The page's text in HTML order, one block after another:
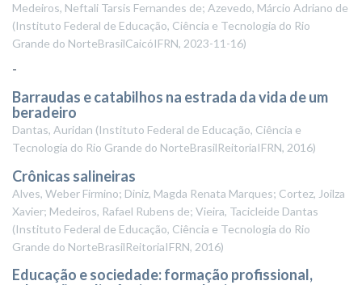
Medeiros, Neftali Tarsis Fernandes de; Azevedo, Márcio Adriano de
(Instituto Federal de Educação, Ciência e Tecnologia do Rio
Grande do NorteBrasilCaicóIFRN, 2023-11-16)
-
Barraudas e catabilhos na estrada da vida de um
beradeiro
Dantas, Auridan (Instituto Federal de Educação, Ciência e
Tecnologia do Rio Grande do NorteBrasilReitoriaIFRN, 2016)
Crônicas salineiras
Alves, Weber Firmino; Diniz, Magda Renata Marques; Cortez, Joilza
Xavier; Medeiros, Rafael Rubens de; Vieira, Tacicleide Dantas
(Instituto Federal de Educação, Ciência e Tecnologia do Rio
Grande do NorteBrasilReitoriaIFRN, 2016)
Educação e sociedade: formação profissional,